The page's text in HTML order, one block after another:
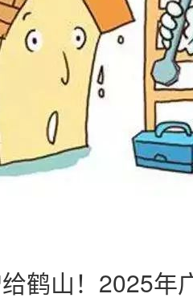
鹤山！2025年